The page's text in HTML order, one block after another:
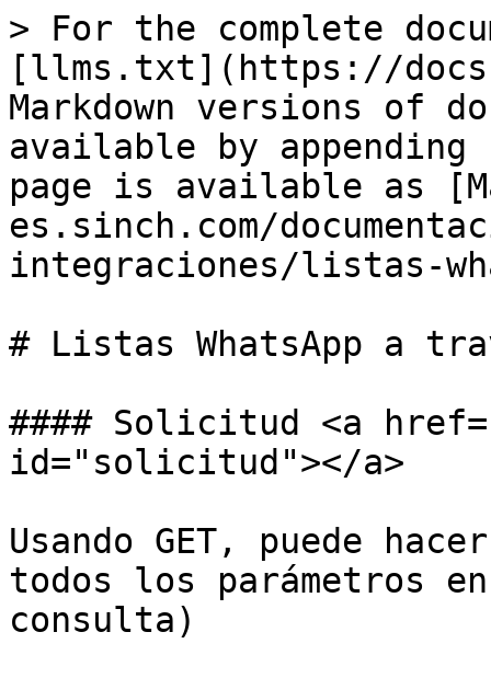
> For the complete
[llms.txt](https://
Markdown versions of
available by
page is available as
es.sinch.com/
integraciones/listas-
# Listas WhatsApp a
#### Solicitud <a
id="solicitud"></a>
Usando GET, puede
todos los parámetros
consulta)